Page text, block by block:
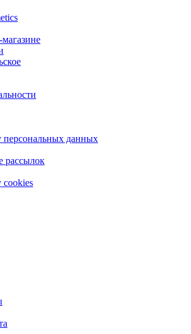
персональных данных
рассылок
cookies